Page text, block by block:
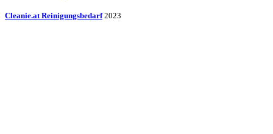
Cleanie.at Reinigungsbedarf 2023